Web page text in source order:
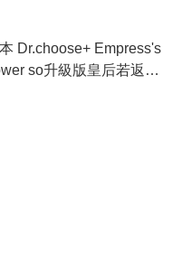
Dr.choose+ Empress's
so升級版皇后若返丸